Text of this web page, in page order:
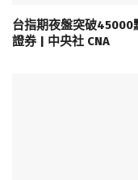
台指期夜盤突破
證券 | 中央社 CNA